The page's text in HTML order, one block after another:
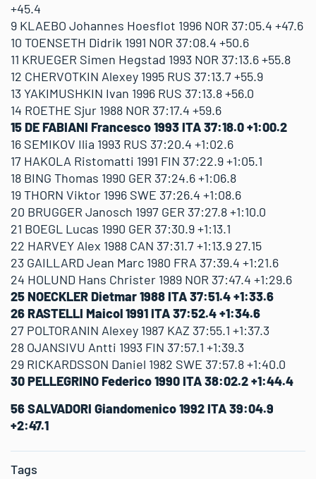
+45.4
9 KLAEBO Johannes Hoesflot 1996 NOR 37:05.4 +47.6
10 TOENSETH Didrik 1991 NOR 37:08.4 +50.6
11 KRUEGER Simen Hegstad 1993 NOR 37:13.6 +55.8
12 CHERVOTKIN Alexey 1995 RUS 37:13.7 +55.9
13 YAKIMUSHKIN Ivan 1996 RUS 37:13.8 +56.0
14 ROETHE Sjur 1988 NOR 37:17.4 +59.6
15 DE FABIANI Francesco 1993 ITA 37:18.0 +1:00.2
16 SEMIKOV Ilia 1993 RUS 37:20.4 +1:02.6
17 HAKOLA Ristomatti 1991 FIN 37:22.9 +1:05.1
18 BING Thomas 1990 GER 37:24.6 +1:06.8
19 THORN Viktor 1996 SWE 37:26.4 +1:08.6
20 BRUGGER Janosch 1997 GER 37:27.8 +1:10.0
21 BOEGL Lucas 1990 GER 37:30.9 +1:13.1
22 HARVEY Alex 1988 CAN 37:31.7 +1:13.9 27.15
23 GAILLARD Jean Marc 1980 FRA 37:39.4 +1:21.6
24 HOLUND Hans Christer 1989 NOR 37:47.4 +1:29.6
25 NOECKLER Dietmar 1988 ITA 37:51.4 +1:33.6
26 RASTELLI Maicol 1991 ITA 37:52.4 +1:34.6
27 POLTORANIN Alexey 1987 KAZ 37:55.1 +1:37.3
28 OJANSIVU Antti 1993 FIN 37:57.1 +1:39.3
29 RICKARDSSON Daniel 1982 SWE 37:57.8 +1:40.0
30 PELLEGRINO Federico 1990 ITA 38:02.2 +1:44.4
56 SALVADORI Giandomenico 1992 ITA 39:04.9
+2:47.1
Tags